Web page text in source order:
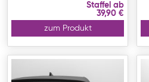
Staffel ab
39,90 €
zum Produkt